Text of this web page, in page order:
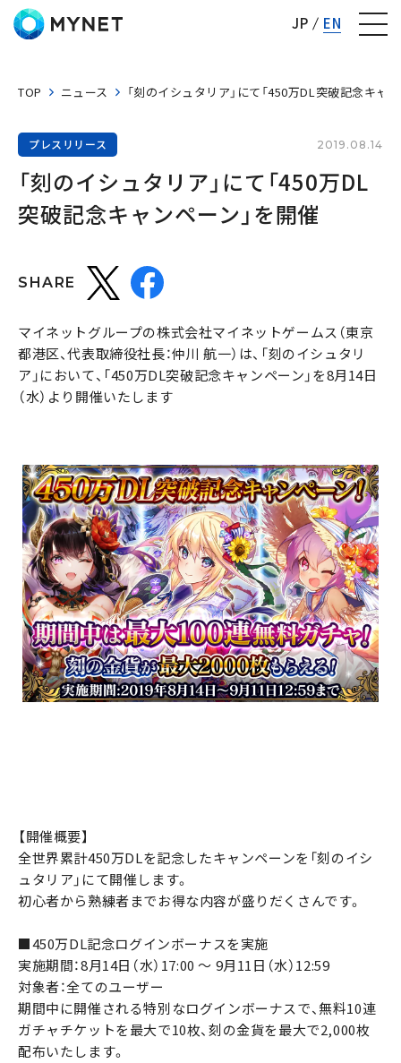
JP EN
TOP ニュース 「刻のイシュタリア」にて「450万DL突破記念キャ
プレスリリース 2019.08.14
「刻のイシュタリア」にて「450万DL
突破記念キャンペーン」を開催
SHARE
マイネットグループの株式会社マイネットゲームス（東京
都港区、代表取締役社長：仲川 航一）は、「刻のイシュタリ
ア」において、「450万DL突破記念キャンペーン」を8月14日
（水）より開催いたします
【開催概要】
全世界累計450万DLを記念したキャンペーンを「刻のイシ
ュタリア」にて開催します。
初心者から熟練者までお得な内容が盛りだくさんです。
■450万DL記念ログインボーナスを実施
実施期間：8月14日（水）17:00 ～ 9月11日（水）12:59
対象者：全てのユーザー
期間中に開催される特別なログインボーナスで、無料10連
ガチャチケットを最大で10枚、刻の金貨を最大で2,000枚
配布いたします。